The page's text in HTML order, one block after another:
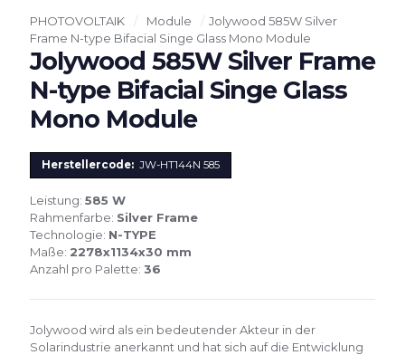
PHOTOVOLTAIK / Module / Jolywood 585W Silver
Frame N-type Bifacial Singe Glass Mono Module
Jolywood 585W Silver Frame
N-type Bifacial Singe Glass
Mono Module
Herstellercode: JW-HT144N 585
Leistung: 585 W
Rahmenfarbe: Silver Frame
Technologie: N-TYPE
Maße: 2278x1134x30 mm
Anzahl pro Palette: 36
Jolywood wird als ein bedeutender Akteur in der
Solarindustrie anerkannt und hat sich auf die Entwicklung